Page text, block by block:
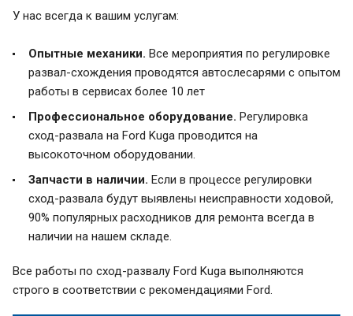
У нас всегда к вашим услугам:
Опытные механики. Все мероприятия по регулировке
развал-схождения проводятся автослесарями с опытом
работы в сервисах более 10 лет
Профессиональное оборудование. Регулировка
сход-развала на Ford Kuga проводится на
высокоточном оборудовании.
Запчасти в наличии. Если в процессе регулировки
сход-развала будут выявлены неисправности ходовой,
90% популярных расходников для ремонта всегда в
наличии на нашем складе.
Все работы по сход-развалу Ford Kuga выполняются
строго в соответствии с рекомендациями Ford.